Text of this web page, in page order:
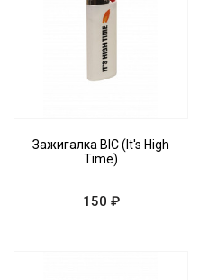
Зажигалка BIC (It's High
Time)
150 ₽